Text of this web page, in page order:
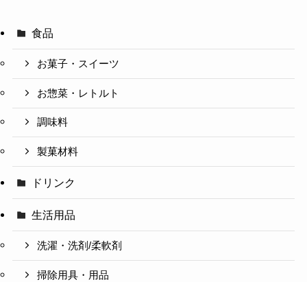
食品
お菓子・スイーツ
お惣菜・レトルト
調味料
製菓材料
ドリンク
生活用品
洗濯・洗剤/柔軟剤
掃除用具・用品